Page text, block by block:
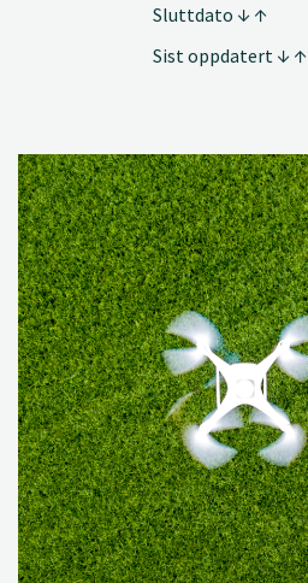
Sluttdato
Sist oppdatert